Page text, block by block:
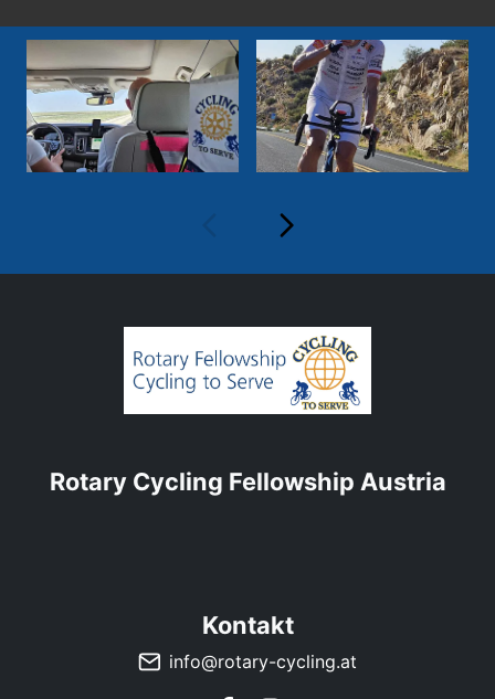
Rotary Cycling Fellowship Austria
Kontakt
info@rotary-cycling.at